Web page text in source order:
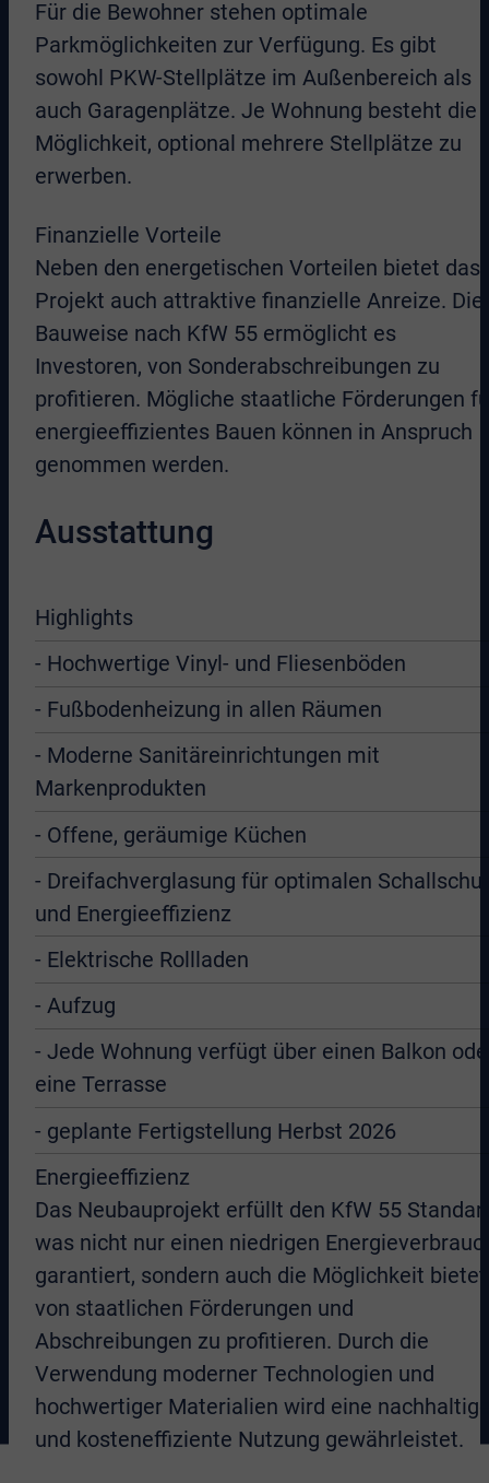
Für die Bewohner stehen optimale
Parkmöglichkeiten zur Verfügung. Es gibt
sowohl PKW-Stellplätze im Außenbereich als
auch Garagenplätze. Je Wohnung besteht die
Möglichkeit, optional mehrere Stellplätze zu
erwerben.
Finanzielle Vorteile
Neben den energetischen Vorteilen bietet das
Projekt auch attraktive finanzielle Anreize. Die
Bauweise nach KfW 55 ermöglicht es
Investoren, von Sonderabschreibungen zu
profitieren. Mögliche staatliche Förderungen
energieeffizientes Bauen können in Anspruch
genommen werden.
Ausstattung
Highlights
- Hochwertige Vinyl- und Fliesenböden
- Fußbodenheizung in allen Räumen
- Moderne Sanitäreinrichtungen mit
Markenprodukten
- Offene, geräumige Küchen
- Dreifachverglasung für optimalen
und Energieeffizienz
- Elektrische Rollladen
- Aufzug
- Jede Wohnung verfügt über einen Balkon
eine Terrasse
- geplante Fertigstellung Herbst 2026
Energieeffizienz
Das Neubauprojekt erfüllt den KfW 55
was nicht nur einen niedrigen
garantiert, sondern auch die Möglichkeit
von staatlichen Förderungen und
Abschreibungen zu profitieren. Durch die
Verwendung moderner Technologien und
hochwertiger Materialien wird eine
und kosteneffiziente Nutzung gewährleistet.